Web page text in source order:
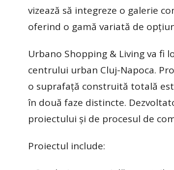
vizează să integreze o galerie
oferind o gamă variată de
Urbano Shopping & Living va fi
centrului urban Cluj-Napoca.
o suprafață construită totală
în două faze distincte.
proiectului și de procesul de
Proiectul include: